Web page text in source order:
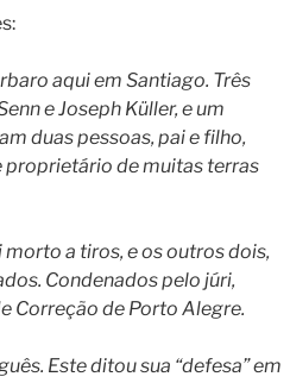
aqui em Santiago. Três
e Joseph Küller, e um
duas pessoas, pai e filho,
proprietário de muitas terras
morto a tiros, e os outros dois,
Condenados pelo júri,
Correção de Porto Alegre.
Este ditou sua “defesa” em